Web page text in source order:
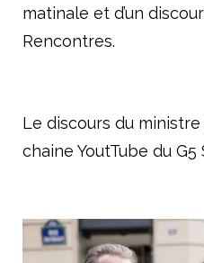
Propositions du G5
Améliorer l’accès aux
Concrétiser la
Publications
Espace presse
matinale et d’un
Rencontres.
Le discours du
chaine YoutTube du G5